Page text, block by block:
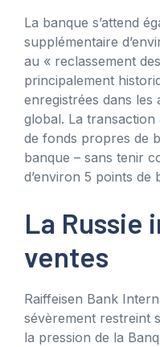
La banque s’attend
supplémentaire
au « reclassement
principalement
enregistrées dans les
global. La
de fonds propres de
banque – sans tenir
d’environ 5 points de
La Russie
ventes
Raiffeisen Bank
sévèrement restreint
la pression de la